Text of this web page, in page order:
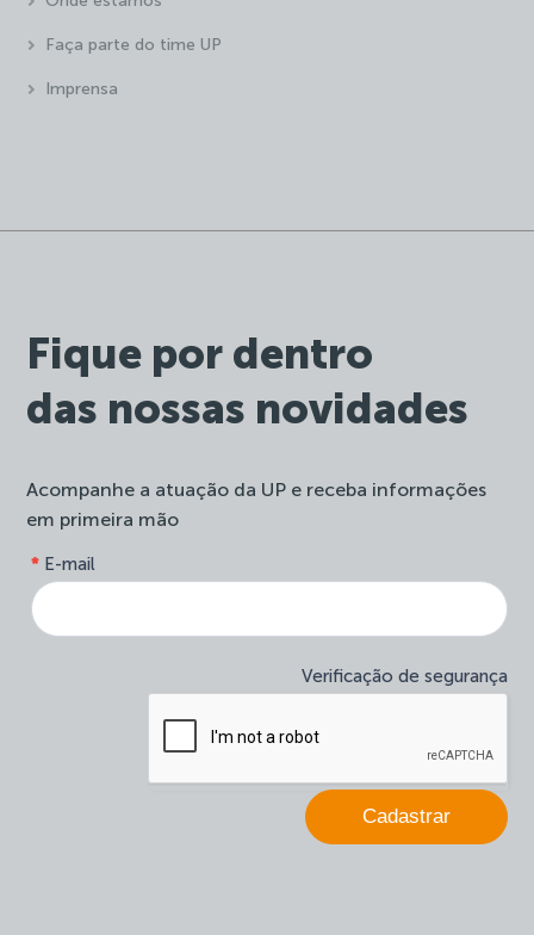
Fique por dentro
das nossas novidades
Acompanhe a atuação da UP e receba informações
em primeira mão
site-
newsletter
E-mail
*
Verificação de segurança
Cadastrar
você
é
humano,
este
campo
branco.
Faça parte do time UP
Imprensa